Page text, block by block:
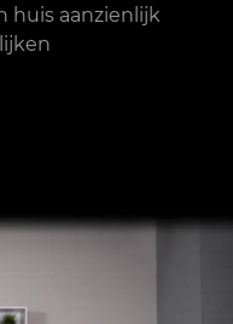
huis aanzienlijk